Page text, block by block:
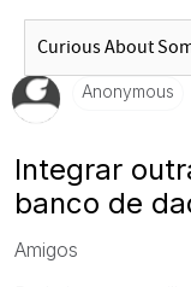
Anonymous
Integrar
banco de
Amigos